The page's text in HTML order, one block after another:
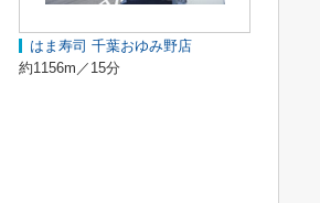
はま寿司 千葉おゆみ野店
約1156m／15分